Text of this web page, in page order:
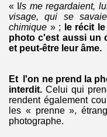
« Ils me regardaient,
visage, qui se
chimique » ;
le récit
photo c'est aussi un
et peut-être leur âme.
Et l'on ne prend la
interdit. Celui qui
rendent également
les « prenne »,
photographe.